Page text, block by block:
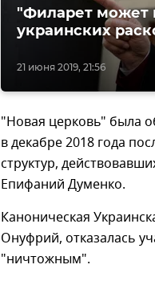
21 июня 2019, 21:56
"Филарет может
украинских
"Новая церковь" была
в декабре 2018 года
структур,
Епифаний Думенко.
Каноническая
Онуфрий, отказалась
"ничтожным".